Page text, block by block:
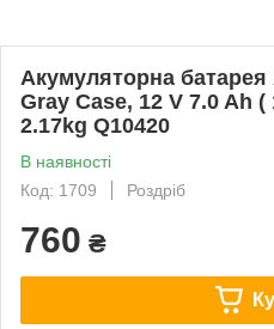
Акумуляторна батарея
Gray Case, 12 V 7.0 Ah (
2.17kg Q10420
В наявності
Код: 1709
Роздріб
760 ₴